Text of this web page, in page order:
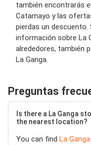
también encontrarás
Catamayo y las
pierdas un
información sobre La
alrededores, también
La Ganga.
Preguntas
Is there a La Ganga
the nearest location?
You can find La Ganga